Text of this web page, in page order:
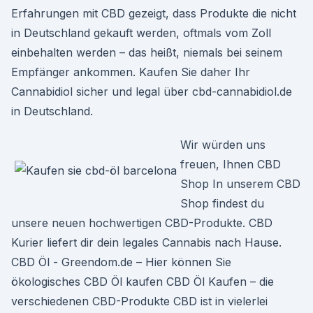
Erfahrungen mit CBD gezeigt, dass Produkte die nicht
in Deutschland gekauft werden, oftmals vom Zoll
einbehalten werden – das heißt, niemals bei seinem
Empfänger ankommen. Kaufen Sie daher Ihr
Cannabidiol sicher und legal über cbd-cannabidiol.de
in Deutschland.
Wir würden uns
freuen, Ihnen CBD
Shop In unserem CBD
Shop findest du
unsere neuen hochwertigen CBD-Produkte. CBD
Kurier liefert dir dein legales Cannabis nach Hause.
CBD Öl - Greendom.de – Hier können Sie
ökologisches CBD Öl kaufen CBD Öl Kaufen – die
verschiedenen CBD-Produkte CBD ist in vielerlei